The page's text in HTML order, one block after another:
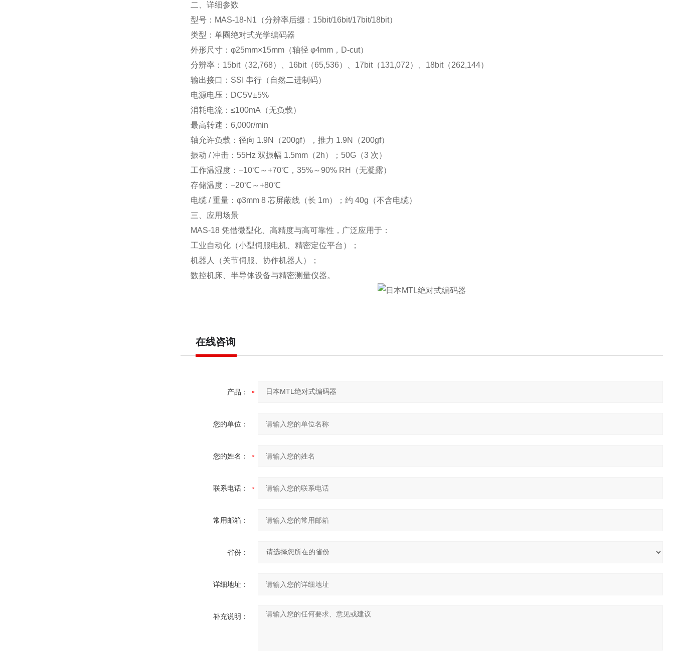
二、详细参数
型号：MAS‑18‑N1（分辨率后缀：15bit/16bit/17bit/18bit）
类型：单圈绝对式光学编码器
外形尺寸：φ25mm×15mm（轴径 φ4mm，D‑cut）
分辨率：15bit（32,768）、16bit（65,536）、17bit（131,072）、18bit（262,144）
输出接口：SSI 串行（自然二进制码）
电源电压：DC5V±5%
消耗电流：≤100mA（无负载）
最高转速：6,000r/min
轴允许负载：径向 1.9N（200gf），推力 1.9N（200gf）
振动 / 冲击：55Hz 双振幅 1.5mm（2h）；50G（3 次）
工作温湿度：−10℃～+70℃，35%～90% RH（无凝露）
存储温度：−20℃～+80℃
电缆 / 重量：φ3mm 8 芯屏蔽线（长 1m）；约 40g（不含电缆）
三、应用场景
MAS‑18 凭借微型化、高精度与高可靠性，广泛应用于：
工业自动化（小型伺服电机、精密定位平台）；
机器人（关节伺服、协作机器人）；
数控机床、半导体设备与精密测量仪器。
在线咨询
产品：
您的单位：
您的姓名：
联系电话：
常用邮箱：
省份：
详细地址：
补充说明：